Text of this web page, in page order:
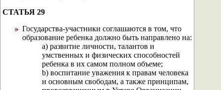
СТАТЬЯ 29
Государства-участники соглашаются в том, что
образование ребенка должно быть направлено на:
а) развитие личности, талантов и
умственных и физических способностей
ребенка в их самом полном объеме;
b) воспитание уважения к правам человека
и основным свободам, а также принципам,